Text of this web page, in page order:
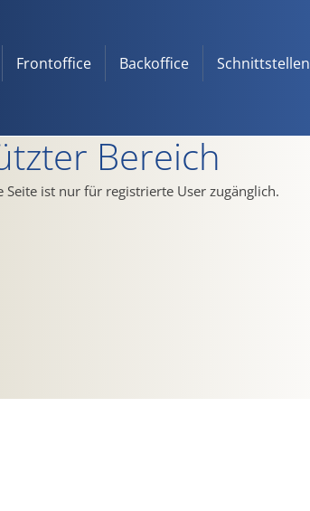
Frontoffice Backoffice Schnittstellen
Bereich
Seite ist nur für registrierte User zugänglich.